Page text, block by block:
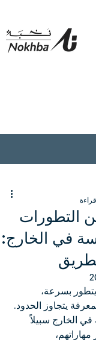
التطورات
في الخارج:
بسرعة،
يتجاوز الحدود.
الخارج سبيلاً